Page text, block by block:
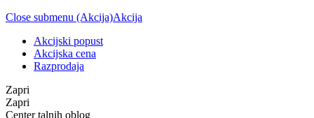
Close submenu (Akcija)Akcija
Akcijski popust
Akcijska cena
Razprodaja
Zapri
Zapri
Center talnih oblog